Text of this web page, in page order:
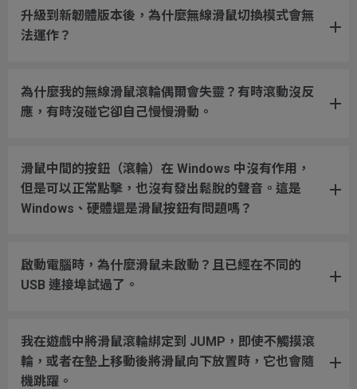
升級到新韌體版本後，為什麼無線滑鼠切換模式會無
法運作？
為什麼我的無線滑鼠滾輪偶爾會失靈？有時滾動沒反
應，有時沒碰它卻自己慢慢滑動。
滑鼠中間的按鈕（滾輪）在 Windows 中沒有作用，
但是可以正常點擊，也沒有發出鬆脫的聲音。這是
Windows、硬體還是滑鼠按鈕有問題嗎？
啟動電腦時，為什麼滑鼠未啟動？且已經在不同的
USB 連接埠試過了。
我在遊戲中將滑鼠滾輪綁定到 JUMP，即使不觸摸滾
輪，或者在墊上移動後將滑鼠向下放置時，它也會隨
機跳躍。